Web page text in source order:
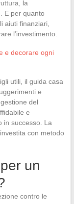
la
E per quanto
aiuti finanziari,
l’investimento.
e decorare ogni
utili, il guida casa
e
del
e
in successo. La
con metodo
un
contro le